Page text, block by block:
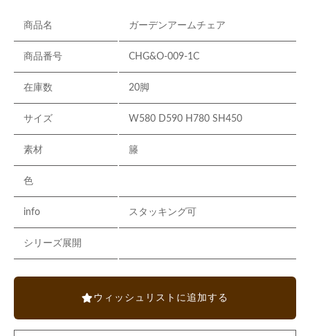
商品名 ガーデンアームチェア
商品番号 CHG&O-009-1C
在庫数 20脚
サイズ W580 D590 H780 SH450
素材 籐
色
info スタッキング可
シリーズ展開
ウィッシュリストに追加する